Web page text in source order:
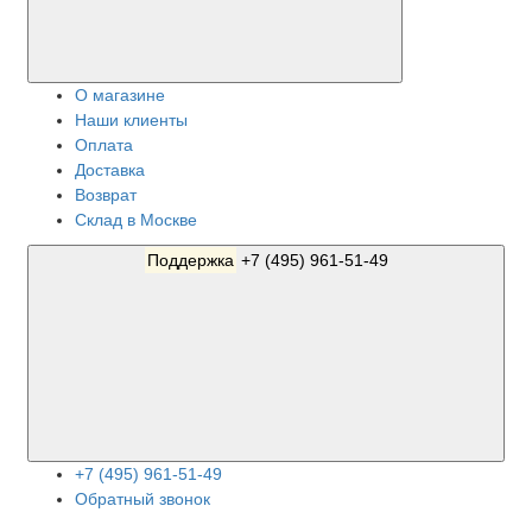
О магазине
Наши клиенты
Оплата
Доставка
Возврат
Склад в Москве
Поддержка +7 (495) 961-51-49
+7 (495) 961-51-49
Обратный звонок